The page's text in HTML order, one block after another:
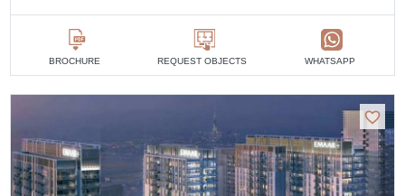
BROCHURE REQUEST OBJECTS WHATSAPP